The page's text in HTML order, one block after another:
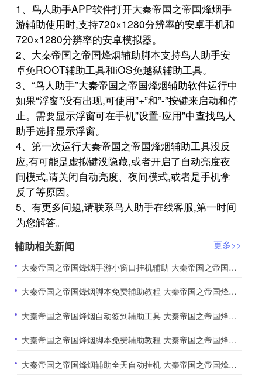
1、鸟人助手APP软件打开大秦帝国之帝国烽烟手
游辅助使用时,支持720×1280分辨率的安卓手机和
720×1280分辨率的安卓模拟器。
2、大秦帝国之帝国烽烟辅助脚本支持鸟人助手安
卓免ROOT辅助工具和iOS免越狱辅助工具。
3、“鸟人助手”大秦帝国之帝国烽烟辅助软件运行中
如果“浮窗”没有出现,可使用”+”和”-”按键来启动和停
止。需要显示浮窗可在手机”设置-应用”中查找鸟人
助手选择显示浮窗。
4、第一次运行大秦帝国之帝国烽烟辅助工具没反
应,有可能是虚拟键没隐藏,或者开启了自动亮度夜
间模式,请关闭自动亮度、夜间模式,或者是手机拿
反了等原因。
5、有更多问题,请联系鸟人助手在线客服,第一时间
为您解答。
辅助相关新闻
更多>>
​大秦帝国之帝国烽烟手游小窗口挂机辅助 大秦帝国之帝国烽烟任务系统
​大秦帝国之帝国烽烟脚本免费辅助教程 大秦帝国之帝国烽烟内政系统玩法分享
​大秦帝国之帝国烽烟自动签到辅助工具 大秦帝国之帝国烽烟名士系统全文图解
​大秦帝国之帝国烽烟脚本免费辅助教程 大秦帝国之帝国烽烟部队系统攻略
​大秦帝国之帝国烽烟辅助全天自动挂机 大秦帝国之帝国烽烟名士系统全文图解